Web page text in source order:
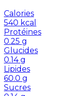
Calories
540 kcal
Protéines
0.25 g
Glucides
0.14 g
Lipides
60.0 g
Sucres